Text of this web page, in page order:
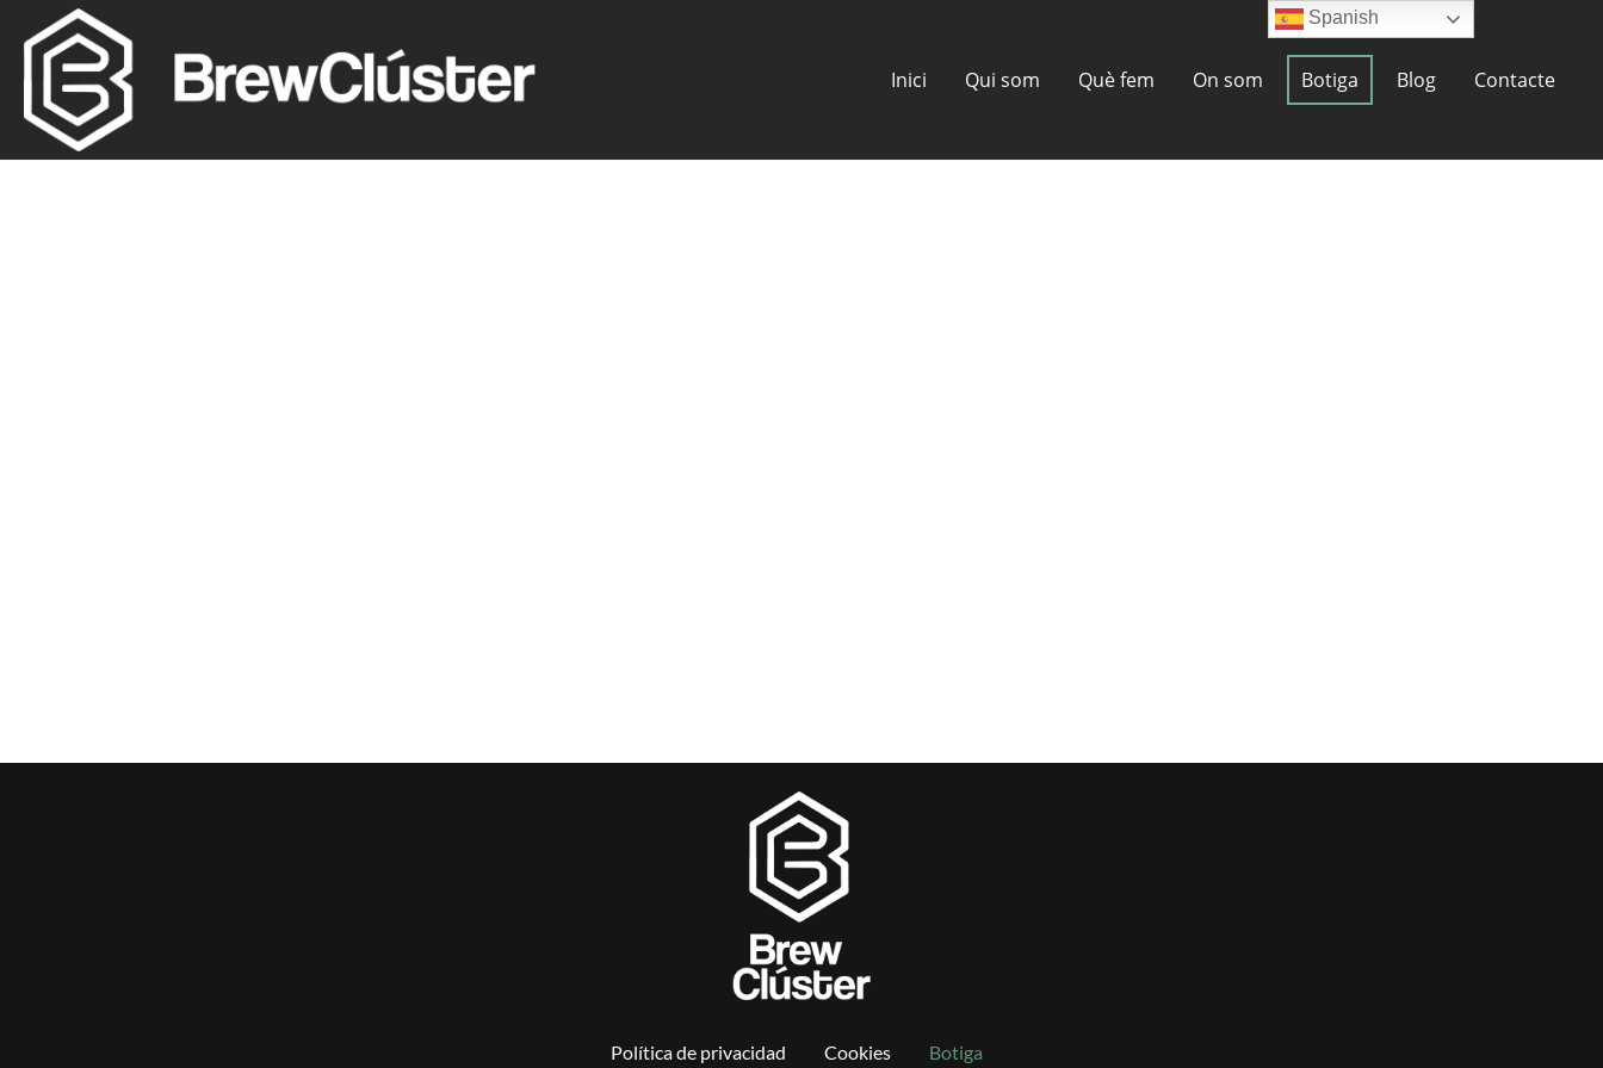
Inici Qui som Què fem On som Botiga Blog Contacte
Política de privacidad Cookies Botiga
Spanish